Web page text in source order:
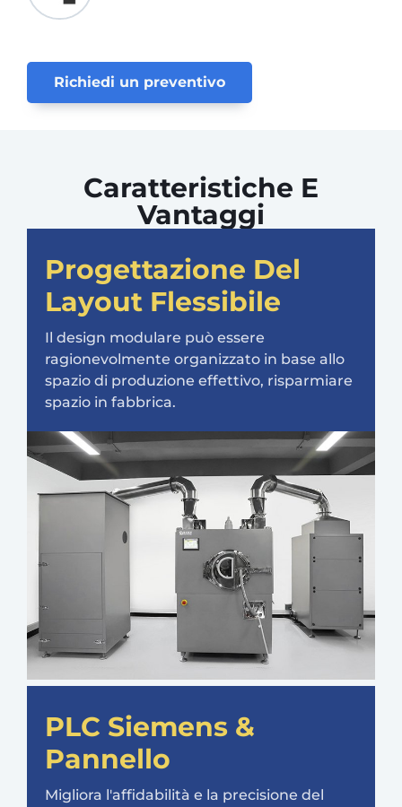
Richiedi un preventivo
Caratteristiche E
Vantaggi
Progettazione Del
Layout Flessibile
Il design modulare può essere
ragionevolmente organizzato in base allo
spazio di produzione effettivo, risparmiare
spazio in fabbrica.
PLC Siemens &
Pannello
Migliora l'affidabilità e la precisione del